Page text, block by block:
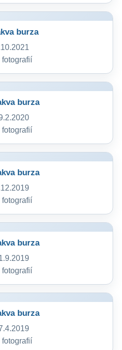
burza
fotografií
burza
fotografií
burza
fotografií
burza
fotografií
burza
fotografií